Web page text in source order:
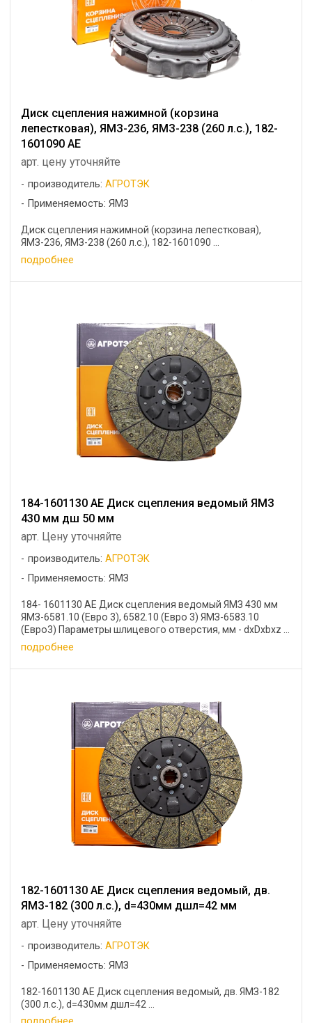
Диск сцепления нажимной (корзина
лепестковая), ЯМЗ-236, ЯМЗ-238 (260 л.с.), 182-
1601090 АЕ
арт. цену уточняйте
производитель:АГРОТЭК
Применяемость: ЯМЗ
Диск сцепления нажимной (корзина лепестковая),
ЯМЗ-236, ЯМЗ-238 (260 л.с.), 182-1601090 ...
подробнее
184-1601130 АЕ Диск сцепления ведомый ЯМЗ
430 мм дш 50 мм
арт. Цену уточняйте
производитель:АГРОТЭК
Применяемость: ЯМЗ
184- 1601130 АЕ Диск сцепления ведомый ЯМЗ 430 мм
ЯМЗ-6581.10 (Евро 3), 6582.10 (Евро 3) ЯМЗ-6583.10
(Евро3) Параметры шлицевого отверстия, мм - dxDxbxz ...
подробнее
182-1601130 АЕ Диск сцепления ведомый, дв.
ЯМЗ-182 (300 л.с.), d=430мм дшл=42 мм
арт. Цену уточняйте
производитель:АГРОТЭК
Применяемость: ЯМЗ
182-1601130 АЕ Диск сцепления ведомый, дв. ЯМЗ-182
(300 л.с.), d=430мм дшл=42 ...